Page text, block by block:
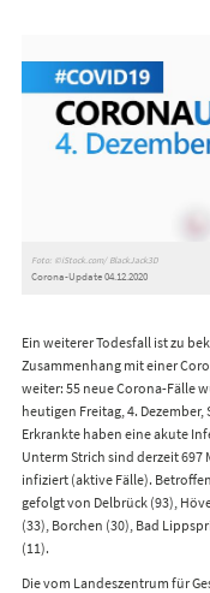
Foto: ©iStock.com/ BlackJack3D
Corona-Update 04.12.2020
Ein weiterer Todesfall ist zu
Zusammenhang mit einer
weiter: 55 neue Corona-Fälle
heutigen Freitag, 4.
Erkrankte haben eine akute
Unterm Strich sind derzeit 697
infiziert (aktive Fälle).
gefolgt von Delbrück (93),
(33), Borchen (30), Bad
(11).
Die vom Landeszentrum für